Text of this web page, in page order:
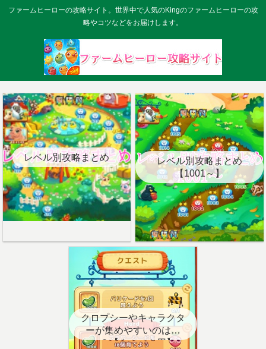
ファームヒーローの攻略サイト。世界中で人気のKingのファームヒーローの攻
略やコツなどをお届けします。
レベル別攻略まとめ
レベル別攻略まとめ
【1001～】
クロプシーやキャラクタ
ーが集めやすいのはど
こ？【クエスト用】